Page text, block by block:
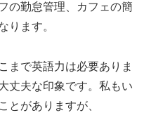
の勤怠管理、カフェの簡
ります。
まで英語力は必要ありま
丈夫な印象です。私もい
とがありますが、